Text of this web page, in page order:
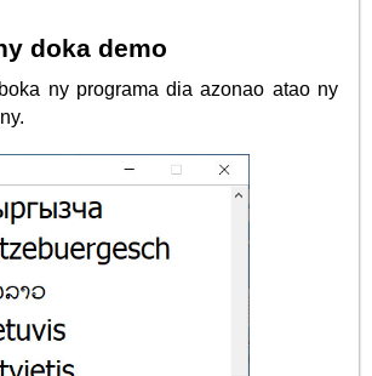
doka demo
ny programa dia azonao atao ny